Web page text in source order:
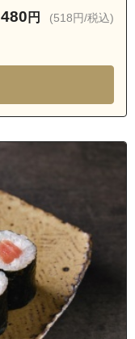
480 円 (518円/税込)